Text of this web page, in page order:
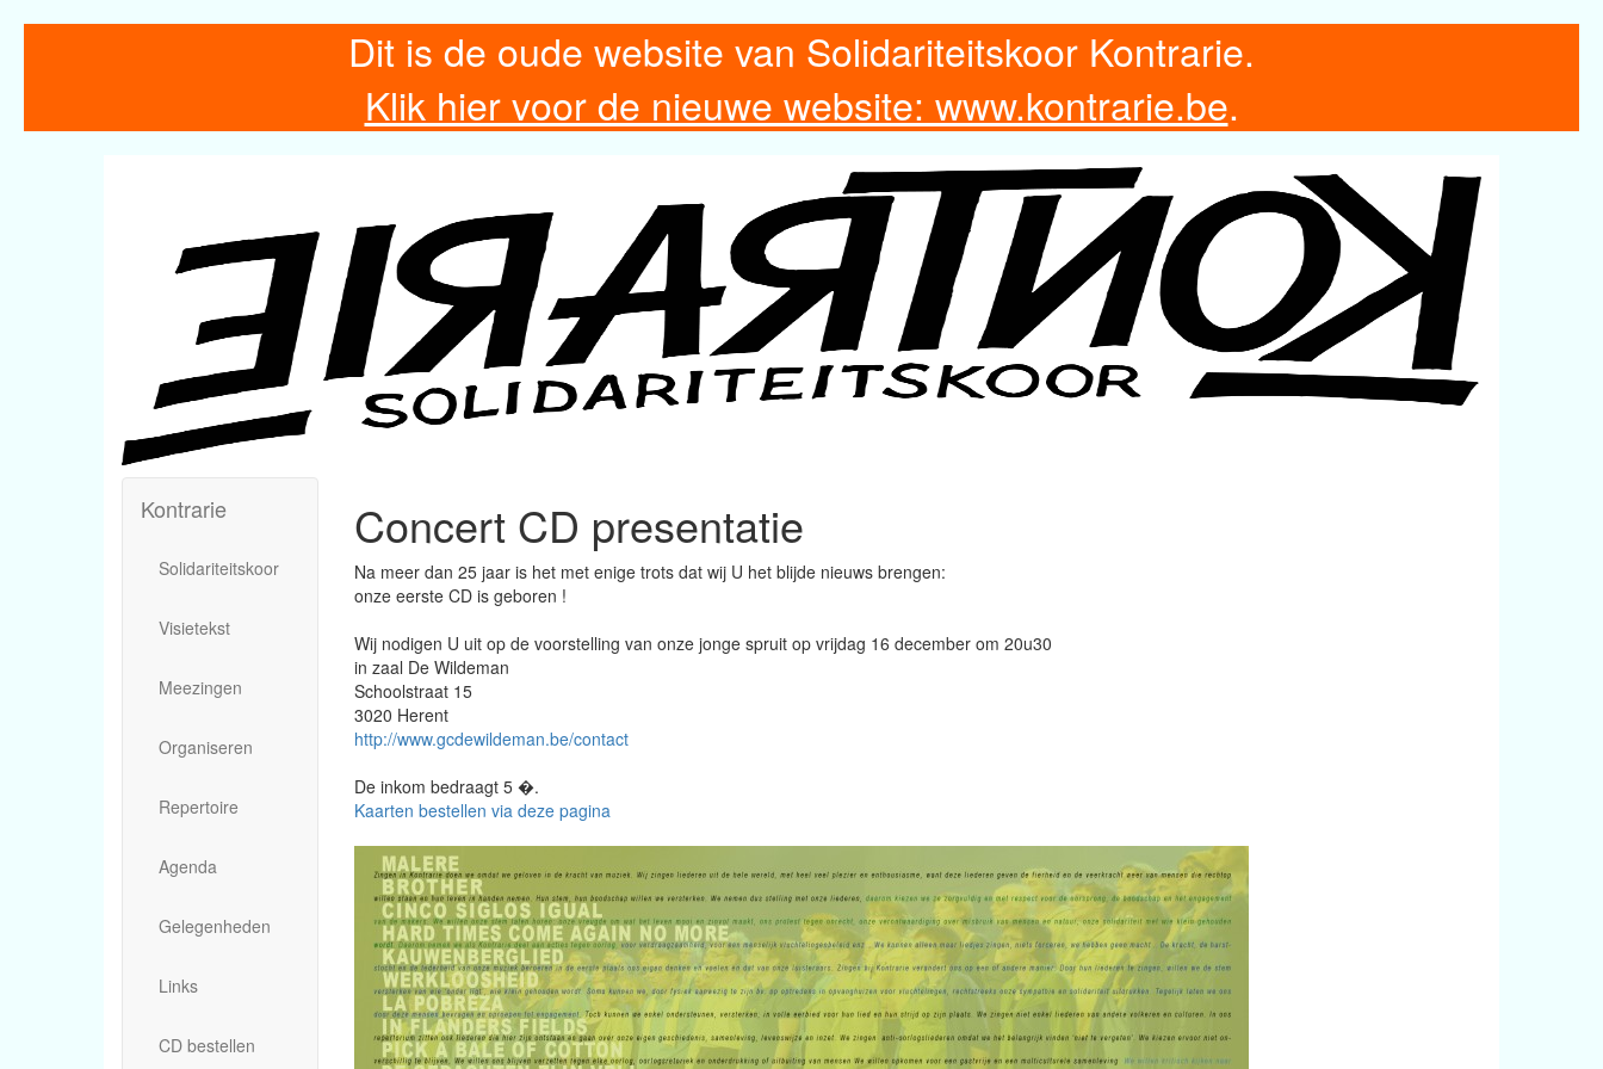
Dit is de oude website van Solidariteitskoor Kontrarie.
Klik hier voor de nieuwe website: www.kontrarie.be.
Kontrarie
Solidariteitskoor
Visietekst
Meezingen
Organiseren
Repertoire
Agenda
Gelegenheden
Links
CD bestellen
Concert CD presentatie
Na meer dan 25 jaar is het met enige trots dat wij U het blijde nieuws brengen:
onze eerste CD is geboren !
Wij nodigen U uit op de voorstelling van onze jonge spruit op vrijdag 16 december om 20u30
in zaal De Wildeman
Schoolstraat 15
3020 Herent
http://www.gcdewildeman.be/contact
De inkom bedraagt 5 �.
Kaarten bestellen via deze pagina